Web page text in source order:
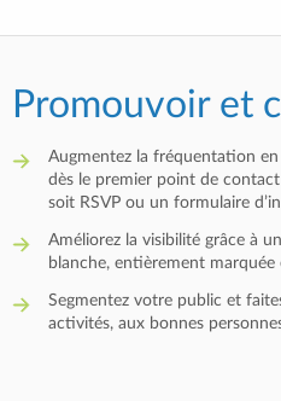
Promouvoir et
Augmentez la fréquentation
dès le premier point de
soit RSVP ou un formulaire
Améliorez la visibilité grâce à
blanche, entièrement
Segmentez votre public et
activités, aux bonnes